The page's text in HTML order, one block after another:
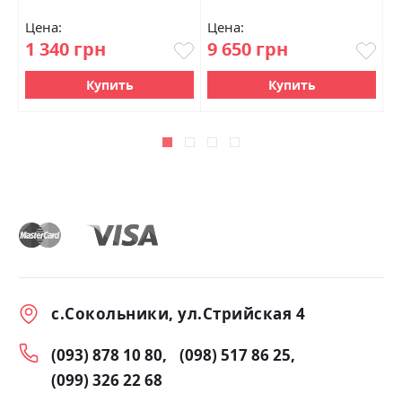
Цена:
1 340 грн
Купить
Цена:
9 650 грн
Купить
с.Сокольники, ул.Стрийская 4
(093) 878 10 80
(098) 517 86 25
(099) 326 22 68